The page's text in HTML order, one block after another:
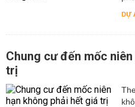
DỰ
Chung cư đến mốc
trị